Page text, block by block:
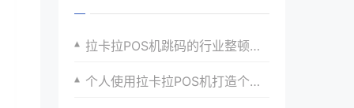
拉卡拉POS机跳码的行业整顿与市场秩序维护
个人使用拉卡拉POS机打造个人金融服务生态的实践